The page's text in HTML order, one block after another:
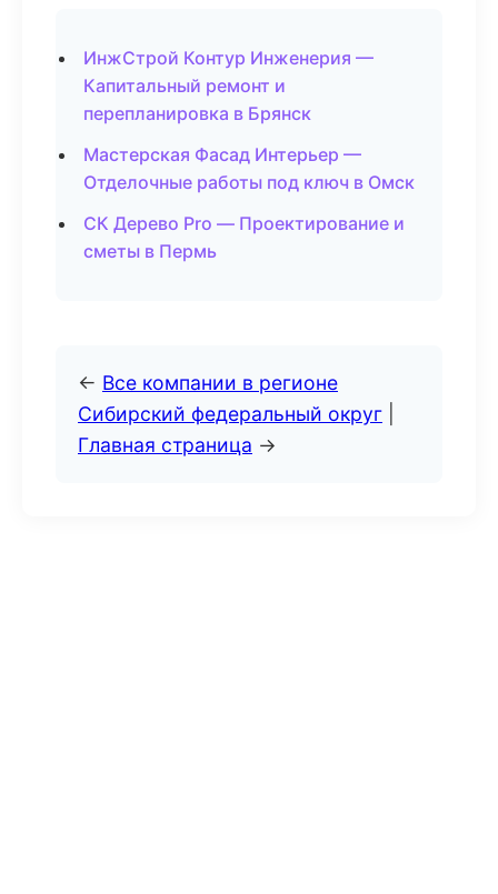
ИнжСтрой Контур Инженерия —
Капитальный ремонт и
перепланировка в Брянск
Мастерская Фасад Интерьер —
Отделочные работы под ключ в Омск
СК Дерево Pro — Проектирование и
сметы в Пермь
← Все компании в регионе
Сибирский федеральный округ
Главная страница →